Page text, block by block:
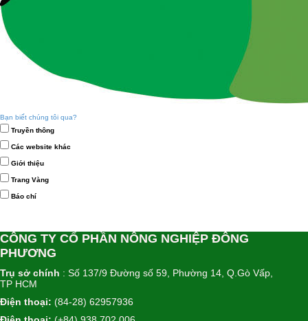
Bạn biết chúng tôi qua?
Truyền thông
Các website khác
Giới thiệu
Trang Vàng
Báo chí
CÔNG TY CỔ PHẦN NÔNG NGHIỆP ĐÔNG
PHƯƠNG
Trụ sở chính : Số 137/9 Đường số 59, Phường 14, Q.Gò Vấp,
TP HCM
Điện thoại: (84-28) 62957936